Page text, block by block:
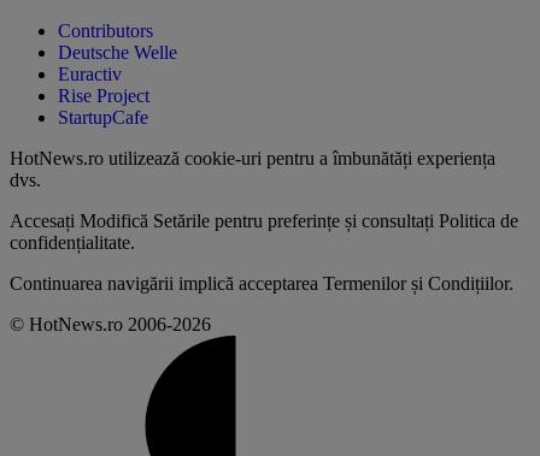
Contributors
Deutsche Welle
Euractiv
Rise Project
StartupCafe
HotNews.ro utilizează cookie-uri pentru a îmbunătăți experiența
dvs.
Accesați Modifică Setările pentru preferințe și consultați Politica de
confidențialitate.
Continuarea navigării implică acceptarea Termenilor și Condițiilor.
© HotNews.ro 2006-2026